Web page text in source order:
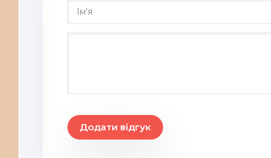
23
24
27
28
29
Додати відгук